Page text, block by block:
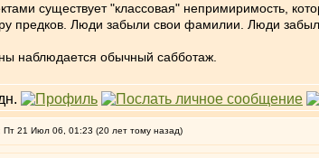
существует "классовая" непримиримость,
предков. Люди забыли свои фамилии. Люди
наблюдается обычный сабботаж.
Пт 21 Июл 06, 01:23 (20 лет тому назад)